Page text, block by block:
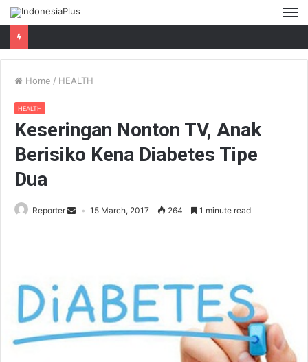
Home / HEALTH
HEALTH
Keseringan Nonton TV, Anak
Berisiko Kena Diabetes Tipe
Dua
Reporter 15 March, 2017 264 1 minute read